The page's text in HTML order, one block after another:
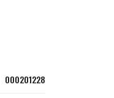
000201228